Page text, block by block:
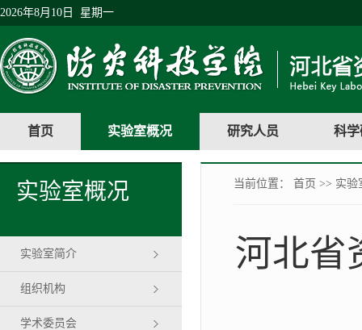
2026年8月10日 星期一
首页 实验室概况 研究人员 科学
实验室概况
实验室简介
组织机构
学术委员会
当前位置： 首页 >> 实验
河北省